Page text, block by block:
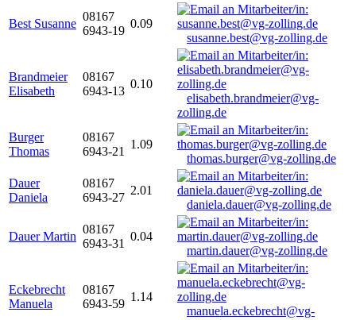
Best Susanne
08167
6943-19
0.09
susanne.best@vg-zolling.de
Brandmeier
Elisabeth
08167
6943-13
0.10
elisabeth.brandmeier@vg-
zolling.de
Burger
Thomas
08167
6943-21
1.09
thomas.burger@vg-zolling.de
Dauer
Daniela
08167
6943-27
2.01
daniela.dauer@vg-zolling.de
Dauer Martin
08167
6943-31
0.04
martin.dauer@vg-zolling.de
Eckebrecht
Manuela
08167
6943-59
1.14
manuela.eckebrecht@vg-